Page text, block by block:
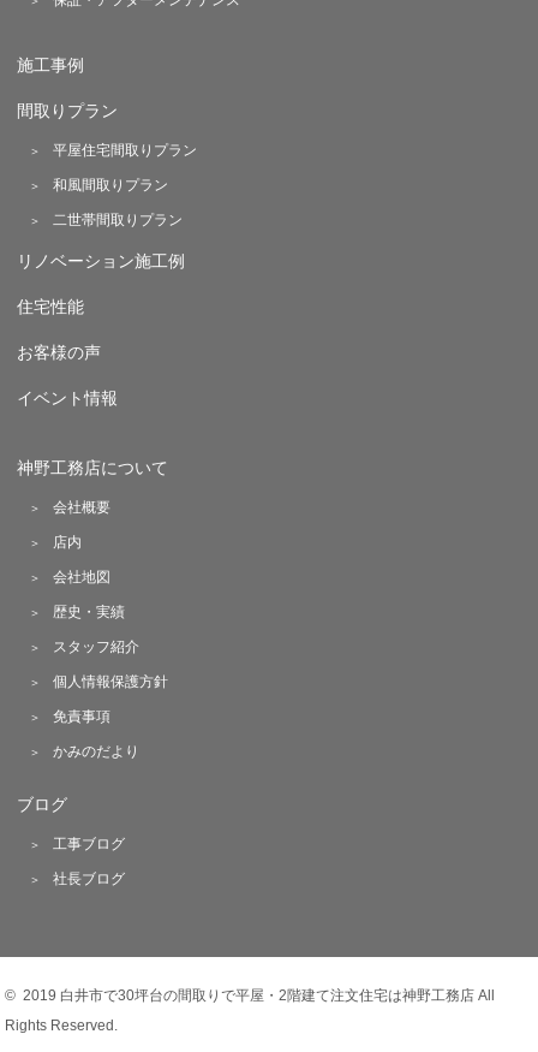
施工事例
間取りプラン
平屋住宅間取りプラン
和風間取りプラン
二世帯間取りプラン
リノベーション施工例
住宅性能
お客様の声
イベント情報
神野工務店について
会社概要
店内
会社地図
歴史・実績
スタッフ紹介
個人情報保護方針
免責事項
かみのだより
ブログ
工事ブログ
社長ブログ
© 2019 白井市で30坪台の間取りで平屋・2階建て注文住宅は神野工務店 All
Rights Reserved.